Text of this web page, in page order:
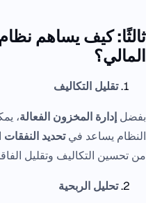
ثالثًا: كيف يساهم
المالي؟
تقليل التكاليف
بفضل إدارة المخزون الفعالة،
النظام يساعد فيتحديد النفقات
من تحسين التكاليف وتقليل
تحليل الربحية